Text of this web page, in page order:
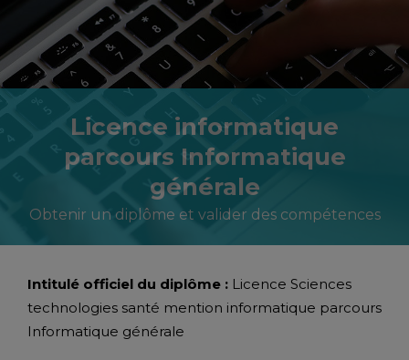
Licence informatique
parcours Informatique
générale
Obtenir un diplôme et valider des compétences
Intitulé officiel du diplôme : Licence Sciences
technologies santé mention informatique parcours
Informatique générale